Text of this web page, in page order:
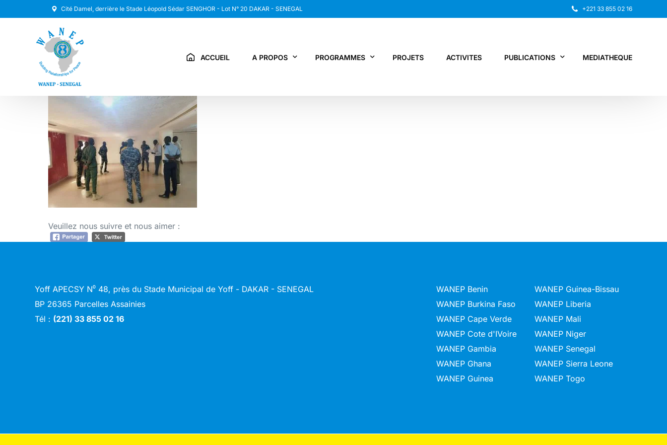
Cité Damel, derrière le Stade Léopold Sédar SENGHOR - Lot N° 20 DAKAR - SENEGAL +221 33 855 02 16
ACCUEIL A PROPOS PROGRAMMES PROJETS ACTIVITES PUBLICATIONS MEDIATHEQUE
Veuillez nous suivre et nous aimer :
Yoff APECSY N⁰ 48, près du Stade Municipal de Yoff - DAKAR - SENEGAL
BP 26365 Parcelles Assainies
Tél : (221) 33 855 02 16
WANEP Benin
WANEP Burkina Faso
WANEP Cape Verde
WANEP Cote d'IVoire
WANEP Gambia
WANEP Ghana
WANEP Guinea
WANEP Guinea-Bissau
WANEP Liberia
WANEP Mali
WANEP Niger
WANEP Senegal
WANEP Sierra Leone
WANEP Togo